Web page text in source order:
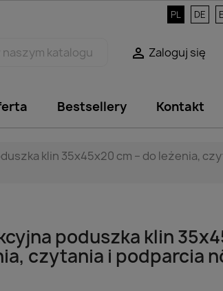
PL DE
 Zaloguj się
Bestsellery Kontakt
klin 35x45x20 cm – do leżenia,
poduszka klin
czytania i podparcia